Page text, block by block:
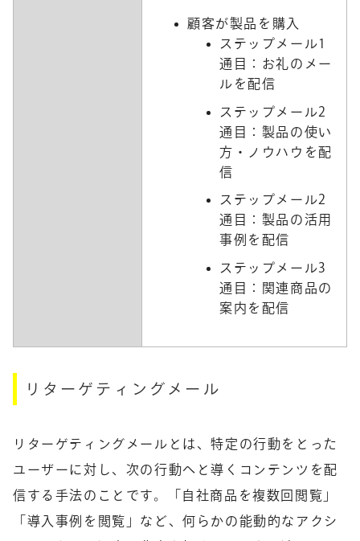
顧客が製品を購入
ステップメール1
通目：お礼のメー
ルを配信
ステップメール2
通目：製品の使い
方・ノウハウを配
信
ステップメール2
通目：製品の活用
事例を配信
ステップメール3
通目：関連商品の
案内を配信
リターゲティングメール
リターゲティングメールとは、特定の行動をとった
ユーザーに対し、次の行動へと導くコンテンツを配
信する手法のことです。「自社商品を複数回閲覧」
「導入事例を閲覧」など、何らかの能動的なアクシ